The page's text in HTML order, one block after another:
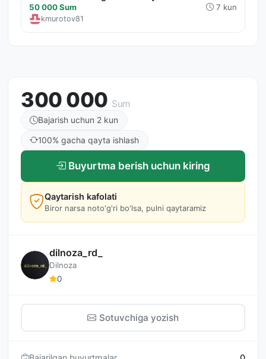
50 000 Sum 7 kun
kmurotov81
300 000 Sum
Bajarish uchun 2 kun
100% gacha qayta ishlash
Buyurtma berish uchun kiring
Qaytarish kafolati
Biror narsa noto'g'ri bo'lsa, pulni qaytaramiz
dilnoza_rd_
Dilnoza
0
Sotuvchiga yozish